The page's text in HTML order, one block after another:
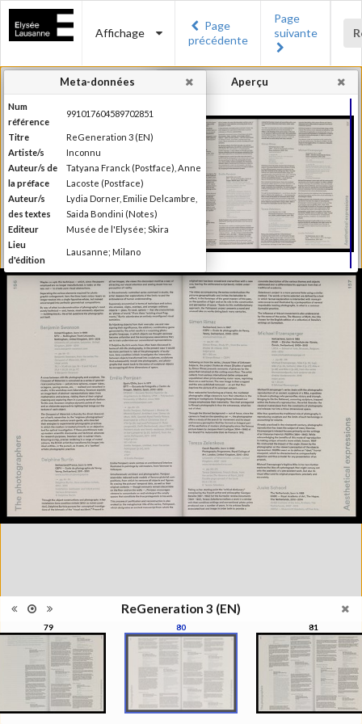
Affichage
Page
précédente
Page
suivante
ReGeneration 3 (EN)
79 80 81
Aperçu
Meta-données
Num
référence
991017604589702851
Titre
ReGeneration 3 (EN)
Artiste/s
Inconnu
Auteur/s de
la préface
Tatyana Franck (Postface), Anne
Lacoste (Postface)
Auteur/s
des textes
Lydia Dorner, Emilie Delcambre,
Saida Bondini (Notes)
Editeur
Musée de l'Elysée; Skira
Lieu
d'édition
Lausanne; Milano
Date
d'édition
2015
Information
Publié à l'occasion de
l'exposition : "reGeneration 3 :
quelles perspectives pour la
photographie ?", Musée de
l'Elysée, Lausanne, du 29 mai au
23 août 2015
Catégorie
Collections et recueils de
photographies XXIe siècle
reliure
Broché
Information
images
Couleur, Noir & Blanc
Nombre de
pages
176 pages
Format
30 x 22 cm